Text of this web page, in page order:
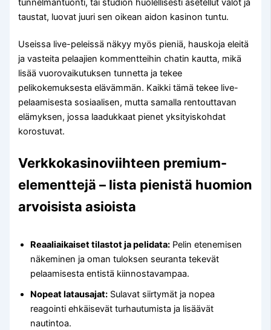
taustat, luovat juuri sen oikean aidon kasinon tuntu.
Useissa live-peleissä näkyy myös pieniä, hauskoja eleitä
ja vasteita pelaajien kommentteihin chatin kautta, mikä
lisää vuorovaikutuksen tunnetta ja tekee
pelikokemuksesta elävämmän. Kaikki tämä tekee live-
pelaamisesta sosiaalisen, mutta samalla rentouttavan
elämyksen, jossa laadukkaat pienet yksityiskohdat
korostuvat.
Verkkokasinoviihteen premium-
elementtejä – lista pienistä huomion
arvoisista asioista
Reaaliaikaiset tilastot ja pelidata: Pelin etenemisen
näkeminen ja oman tuloksen seuranta tekevät
pelaamisesta entistä kiinnostavampaa.
Nopeat latausajat: Sulavat siirtymät ja nopea
reagointi ehkäisevät turhautumista ja lisäävät
nautintoa.